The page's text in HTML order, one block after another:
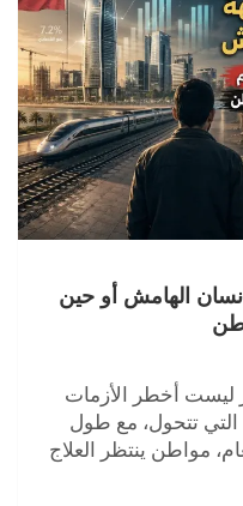
الهامش أو حين
ليست أخطر الأزمات
التي تتحول، مع طول
مواطن ينتظر العلاج